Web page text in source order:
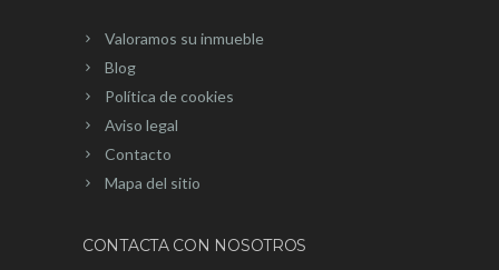
Valoramos su inmueble
Blog
Política de cookies
Aviso legal
Contacto
Mapa del sitio
CONTACTA CON NOSOTROS